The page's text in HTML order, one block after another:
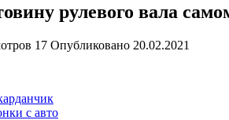
рулевого вала
17 Опубликовано 20.02.2021
с авто